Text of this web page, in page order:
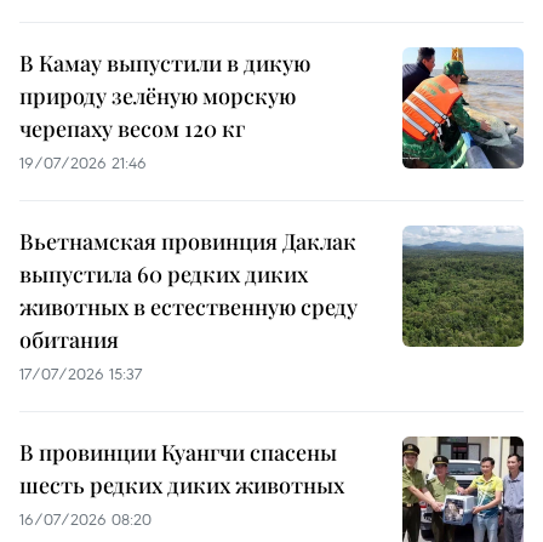
В Камау выпустили в дикую
природу зелёную морскую
черепаху весом 120 кг
19/07/2026 21:46
Вьетнамская провинция Даклак
выпустила 60 редких диких
животных в естественную среду
обитания
17/07/2026 15:37
В провинции Куангчи спасены
шесть редких диких животных
16/07/2026 08:20